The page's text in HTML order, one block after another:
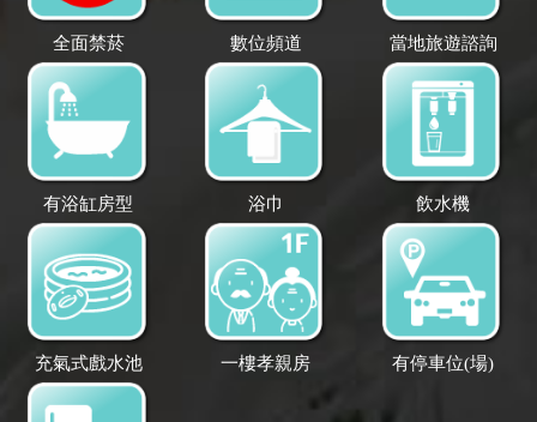
全面禁菸 數位頻道 當地旅遊諮詢
有浴缸房型 浴巾 飲水機
充氣式戲水池 一樓孝親房 有停車位(場)